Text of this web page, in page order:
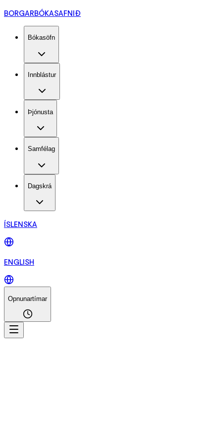
BORGARBÓKASAFNIÐ
Bókasöfn
Innblástur
Þjónusta
Samfélag
Dagskrá
ÍSLENSKA
ENGLISH
Opnunartímar